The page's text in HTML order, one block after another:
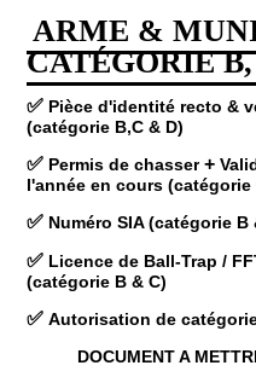
ARME &
CATÉGORIE
✅ Pièce d'identité recto &
(catégorie B,C & D)
✅ Permis de chasser +
l'année en cours (catégorie
✅ Numéro SIA (catégorie B
✅ Licence de Ball-Trap /
(catégorie B & C)
✅Autorisation de
DOCUMENT A